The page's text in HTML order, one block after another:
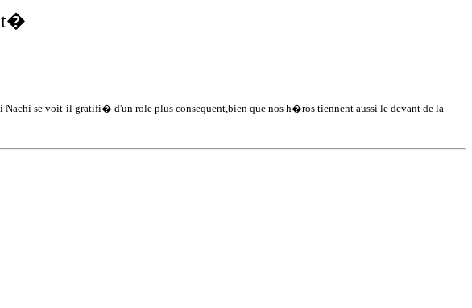
se voit-il gratifi� d'un role plus consequent,bien que nos h�ros tiennent aussi le devant de la